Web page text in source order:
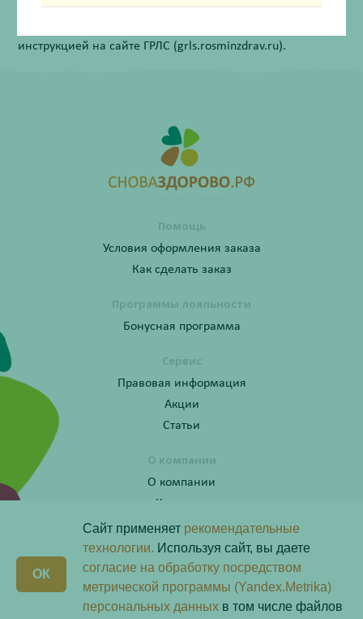
лекарственных средств обязательно проконсультируйтесь
инструкцией на сайте ГРЛС (grls.rosminzdrav.ru).
Помощь
Условия оформления заказа
Как сделать заказ
Программы лояльности
Бонусная программа
Сервис
Правовая информация
Акции
Статьи
О компании
О компании
Контакты
Получите консультацию по телефону:
8 (800) 201-40-60 доб. 4
Сайт применяет рекомендательные
технологии. Используя сайт, вы даете
согласие на обработку посредством
метрической программы (Yandex.Metrika)
персональных данных в том числе файлов
ОК
Скачай наше